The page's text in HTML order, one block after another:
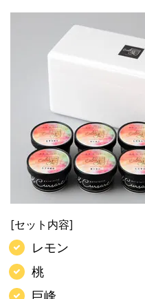
[セット内容]
レモン
桃
巨峰